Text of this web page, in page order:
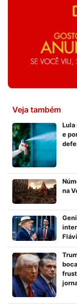
Veja também
Lula
e
na